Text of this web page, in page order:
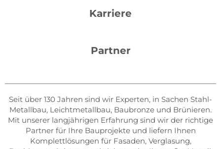
Karriere
Partner
Seit über 130 Jahren sind wir Experten, in Sachen Stahl-
Metallbau, Leichtmetallbau, Baubronze und Brünieren.
Mit unserer langjährigen Erfahrung sind wir der richtige
Partner für Ihre Bauprojekte und liefern Ihnen
Komplettlösungen für Fasaden, Verglasung,